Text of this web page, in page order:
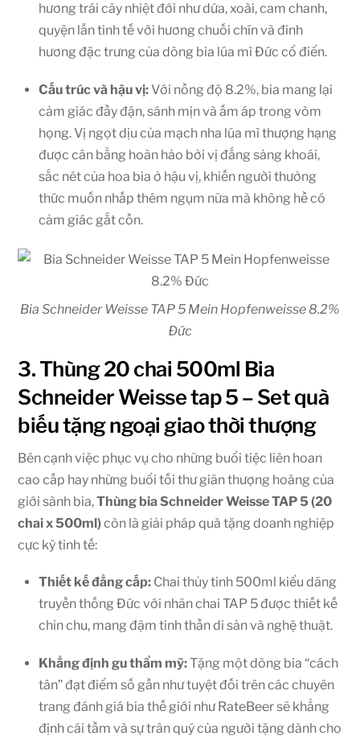
hương trái cây nhiệt đới như dứa, xoài, cam chanh,
quyện lẫn tinh tế với hương chuối chín và đinh
hương đặc trưng của dòng bia lúa mì Đức cổ điển.
Cấu trúc và hậu vị:Với nồng độ 8.2%, bia mang lại
cảm giác đầy đặn, sánh mịn và ấm áp trong vòm
họng. Vị ngọt dịu của mạch nha lúa mì thượng hạng
được cân bằng hoàn hảo bởi vị đắng sảng khoái,
sắc nét của hoa bia ở hậu vị, khiến người thưởng
thức muốn nhấp thêm ngụm nữa mà không hề có
cảm giác gắt cồn.
Bia Schneider Weisse TAP 5 Mein Hopfenweisse 8.2%
Đức
3. Thùng 20 chai 500ml Bia
Schneider Weisse tap 5 – Set quà
biếu tặng ngoại giao thời thượng
Bên cạnh việc phục vụ cho những buổi tiệc liên hoan
cao cấp hay những buổi tối thư giãn thượng hoàng của
giới sành bia,Thùng bia Schneider Weisse TAP 5 (20
chai x 500ml)còn là giải pháp quà tặng doanh nghiệp
cực kỳ tinh tế:
Thiết kế đẳng cấp: Chai thủy tinh 500ml kiểu dáng
truyền thống Đức với nhãn chai TAP 5 được thiết kế
chỉn chu, mang đậm tinh thần di sản và nghệ thuật.
Khẳng định gu thẩm mỹ:Tặng một dòng bia “cách
tân” đạt điểm số gần như tuyệt đối trên các chuyên
trang đánh giá bia thế giới như RateBeer sẽ khẳng
định cái tầm và sự trân quý của người tặng dành cho